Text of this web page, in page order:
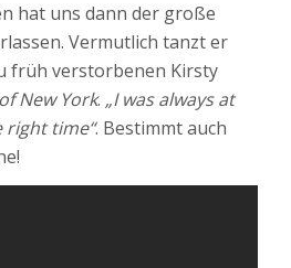
hat uns dann der große
Vermutlich tanzt er
früh verstorbenen Kirsty
New York. „I was always at
right time“. Bestimmt auch